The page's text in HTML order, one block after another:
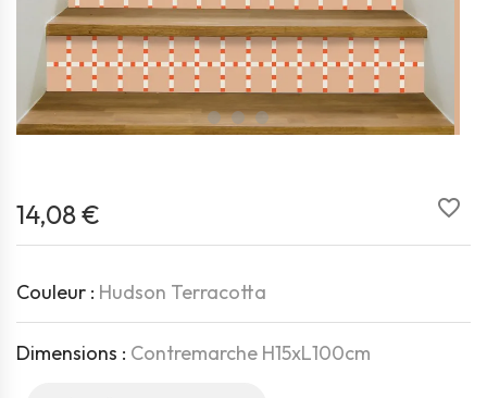
favorite_border
14,08 €
Couleur : Hudson Terracotta
Dimensions : Contremarche H15xL100cm